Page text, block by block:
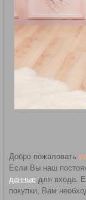
Добро пожаловать
Если Вы наш
данные для входа.
покупки, Вам